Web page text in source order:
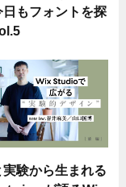
もフォントを探
験から生まれる